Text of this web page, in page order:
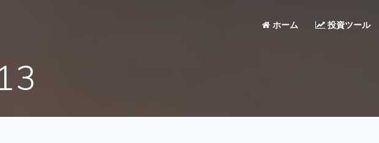
ホーム 投資ツール